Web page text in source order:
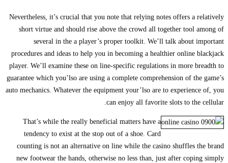
Nevertheless, it’s crucial that you note that relying notes offers a relatively
short virtue and should rise above the crowd all together tool among of
several in the a player’s proper toolkit. We’ll talk about important
procedures and ideas to help you in becoming a healthier online blackjack
player. We’ll examine these on line-specific regulations in more breadth to
guarantee which you’lso are using a complete comprehension of the game’s
auto mechanics. Whatever the equipment your’lso are to experience of, you
can enjoy all favorite slots to the cellular.
That’s while the really beneficial matters have a
tendency to exist at the stop out of a shoe. Card
counting is not an alternative on line while the casino shuffles the brand
new footwear the hands, otherwise no less than, just after coping simply